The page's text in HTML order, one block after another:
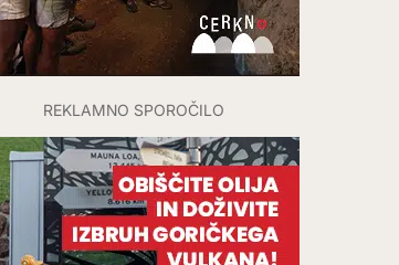
REKLAMNO SPOROČILO